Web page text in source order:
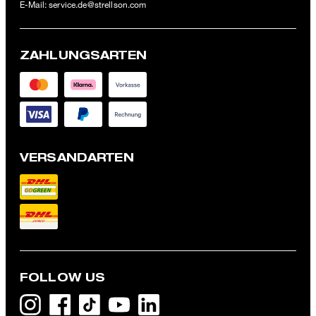
E-Mail:service.de@strellson.com
ZAHLUNGSARTEN
VERSANDARTEN
FOLLOW US